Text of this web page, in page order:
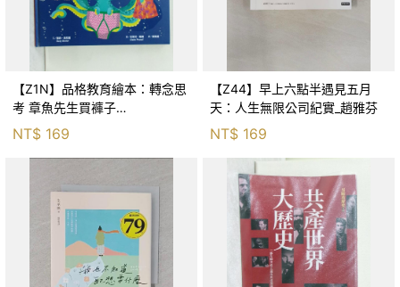
【Z1N】品格教育繪本：轉念思
考 章魚先生買褲子
(Octopants)_蘇西‧西尼爾, 黃筱
NT$ 169
【Z44】早上六點半遇見五月
天：人生無限公司紀實_趙雅芬
NT$ 169